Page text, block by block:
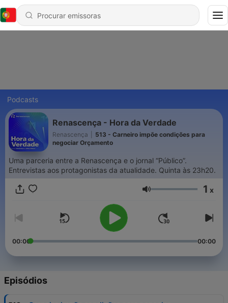
Podcasts
Renascença - Hora da Verdade
Renascença
513 - Carneiro impõe condições para
negociar Orçamento
Uma parceria entre a Renascença e o jornal “Público”.
Entrevistas aos protagonistas da atualidade. Quinta às 23h20.
Volume 1 x
00:00 00:00
Episódios